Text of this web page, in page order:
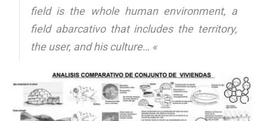
field is the whole human environment, a
field abarcativo that includes the territory,
the user, and his culture… «